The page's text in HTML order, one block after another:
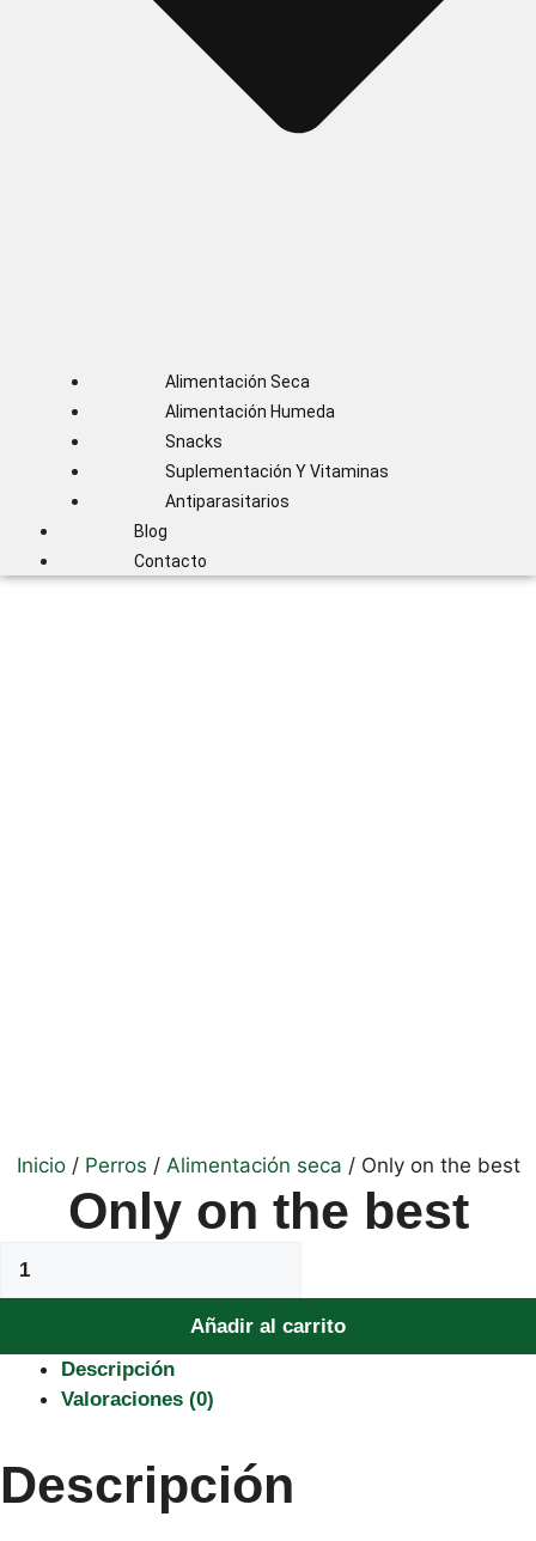
Alimentación Seca
Alimentación Humeda
Snacks
Suplementación Y Vitaminas
Antiparasitarios
Blog
Contacto
Inicio/ Perros / Alimentación seca / Only on the best
Only on the best
on
cantidad
Añadir al carrito
Descripción
Valoraciones (0)
Descripción